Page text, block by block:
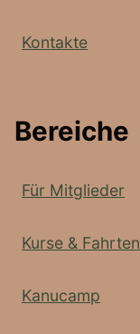
Kontakte
Bereiche
Für Mitglieder
Kurse & Fahrten
Kanucamp